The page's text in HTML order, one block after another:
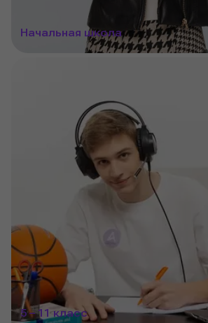
Начальная школа
5 – 11 класс